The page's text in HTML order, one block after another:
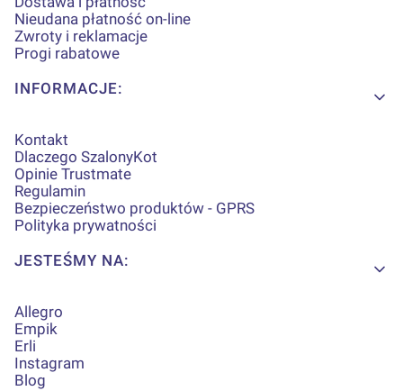
Nieudana płatność on-line
Zwroty i reklamacje
Progi rabatowe
INFORMACJE:
Kontakt
Dlaczego SzalonyKot
Opinie Trustmate
Regulamin
Bezpieczeństwo produktów - GPRS
Polityka prywatności
JESTEŚMY NA:
Allegro
Empik
Erli
Instagram
Blog